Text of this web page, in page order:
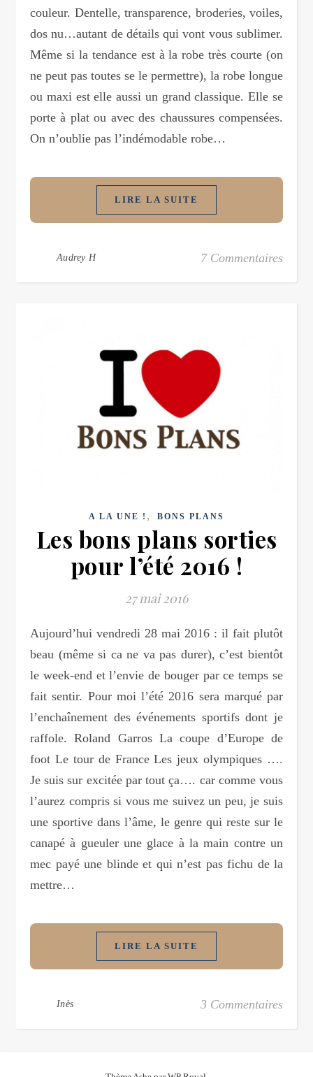
couleur. Dentelle, transparence, broderies, voiles,
dos nu…autant de détails qui vont vous sublimer.
Même si la tendance est à la robe très courte (on
ne peut pas toutes se le permettre), la robe longue
ou maxi est elle aussi un grand classique. Elle se
porte à plat ou avec des chaussures compensées.
On n’oublie pas l’indémodable robe…
LIRE LA SUITE
Audrey H 7 Commentaires
A LA UNE ! , BONS PLANS
Les bons plans sorties
pour l’été 2016 !
27 mai 2016
Aujourd’hui vendredi 28 mai 2016 : il fait plutôt
beau (même si ca ne va pas durer), c’est bientôt
le week-end et l’envie de bouger par ce temps se
fait sentir. Pour moi l’été 2016 sera marqué par
l’enchaînement des événements sportifs dont je
raffole. Roland Garros La coupe d’Europe de
foot Le tour de France Les jeux olympiques ….
Je suis sur excitée par tout ça…. car comme vous
l’aurez compris si vous me suivez un peu, je suis
une sportive dans l’âme, le genre qui reste sur le
canapé à gueuler une glace à la main contre un
mec payé une blinde et qui n’est pas fichu de la
mettre…
LIRE LA SUITE
Inès 3 Commentaires